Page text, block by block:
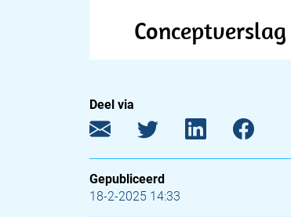
Deel via
Gepubliceerd
18-2-2025 14:33